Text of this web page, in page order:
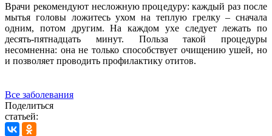
Врачи рекомендуют несложную процедуру: каждый раз после
мытья головы ложитесь ухом на теплую грелку – сначала
одним, потом другим. На каждом ухе следует лежать по
десять-пятнадцать минут. Польза такой процедуры
несомненна: она не только способствует очищению ушей, но
и позволяет проводить профилактику отитов.
Все заболевания
Поделиться
статьей: